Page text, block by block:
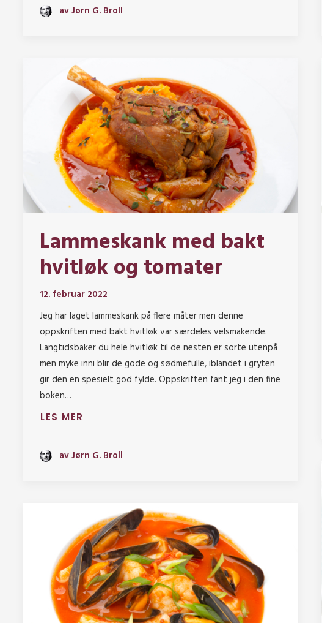
av Jørn G. Broll
Lammeskank med bakt
hvitløk og tomater
12. februar 2022
Jeg har laget lammeskank på flere måter men denne
oppskriften med bakt hvitløk var særdeles velsmakende.
Langtidsbaker du hele hvitløk til de nesten er sorte utenpå
men myke inni blir de gode og sødmefulle, iblandet i gryten
gir den en spesielt god fylde. Oppskriften fant jeg i den fine
boken…
LES MER
av Jørn G. Broll